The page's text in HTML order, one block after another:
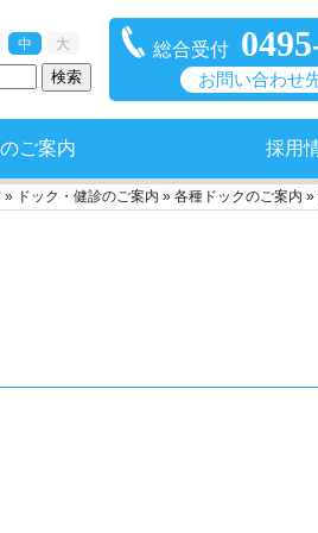
中 大 総合受付
お問い合わせ
ご案内 採用
» ドック・健診のご案内 » 各種ドックのご案内 »